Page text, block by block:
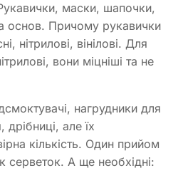
маски, шапочки,
основ. Причому рукавички
нітрилові, вінілові. Для
вони міцніші та не
нагрудники для
дрібниці, але їх
кількість. Один прийом
серветок. А ще необхідні: